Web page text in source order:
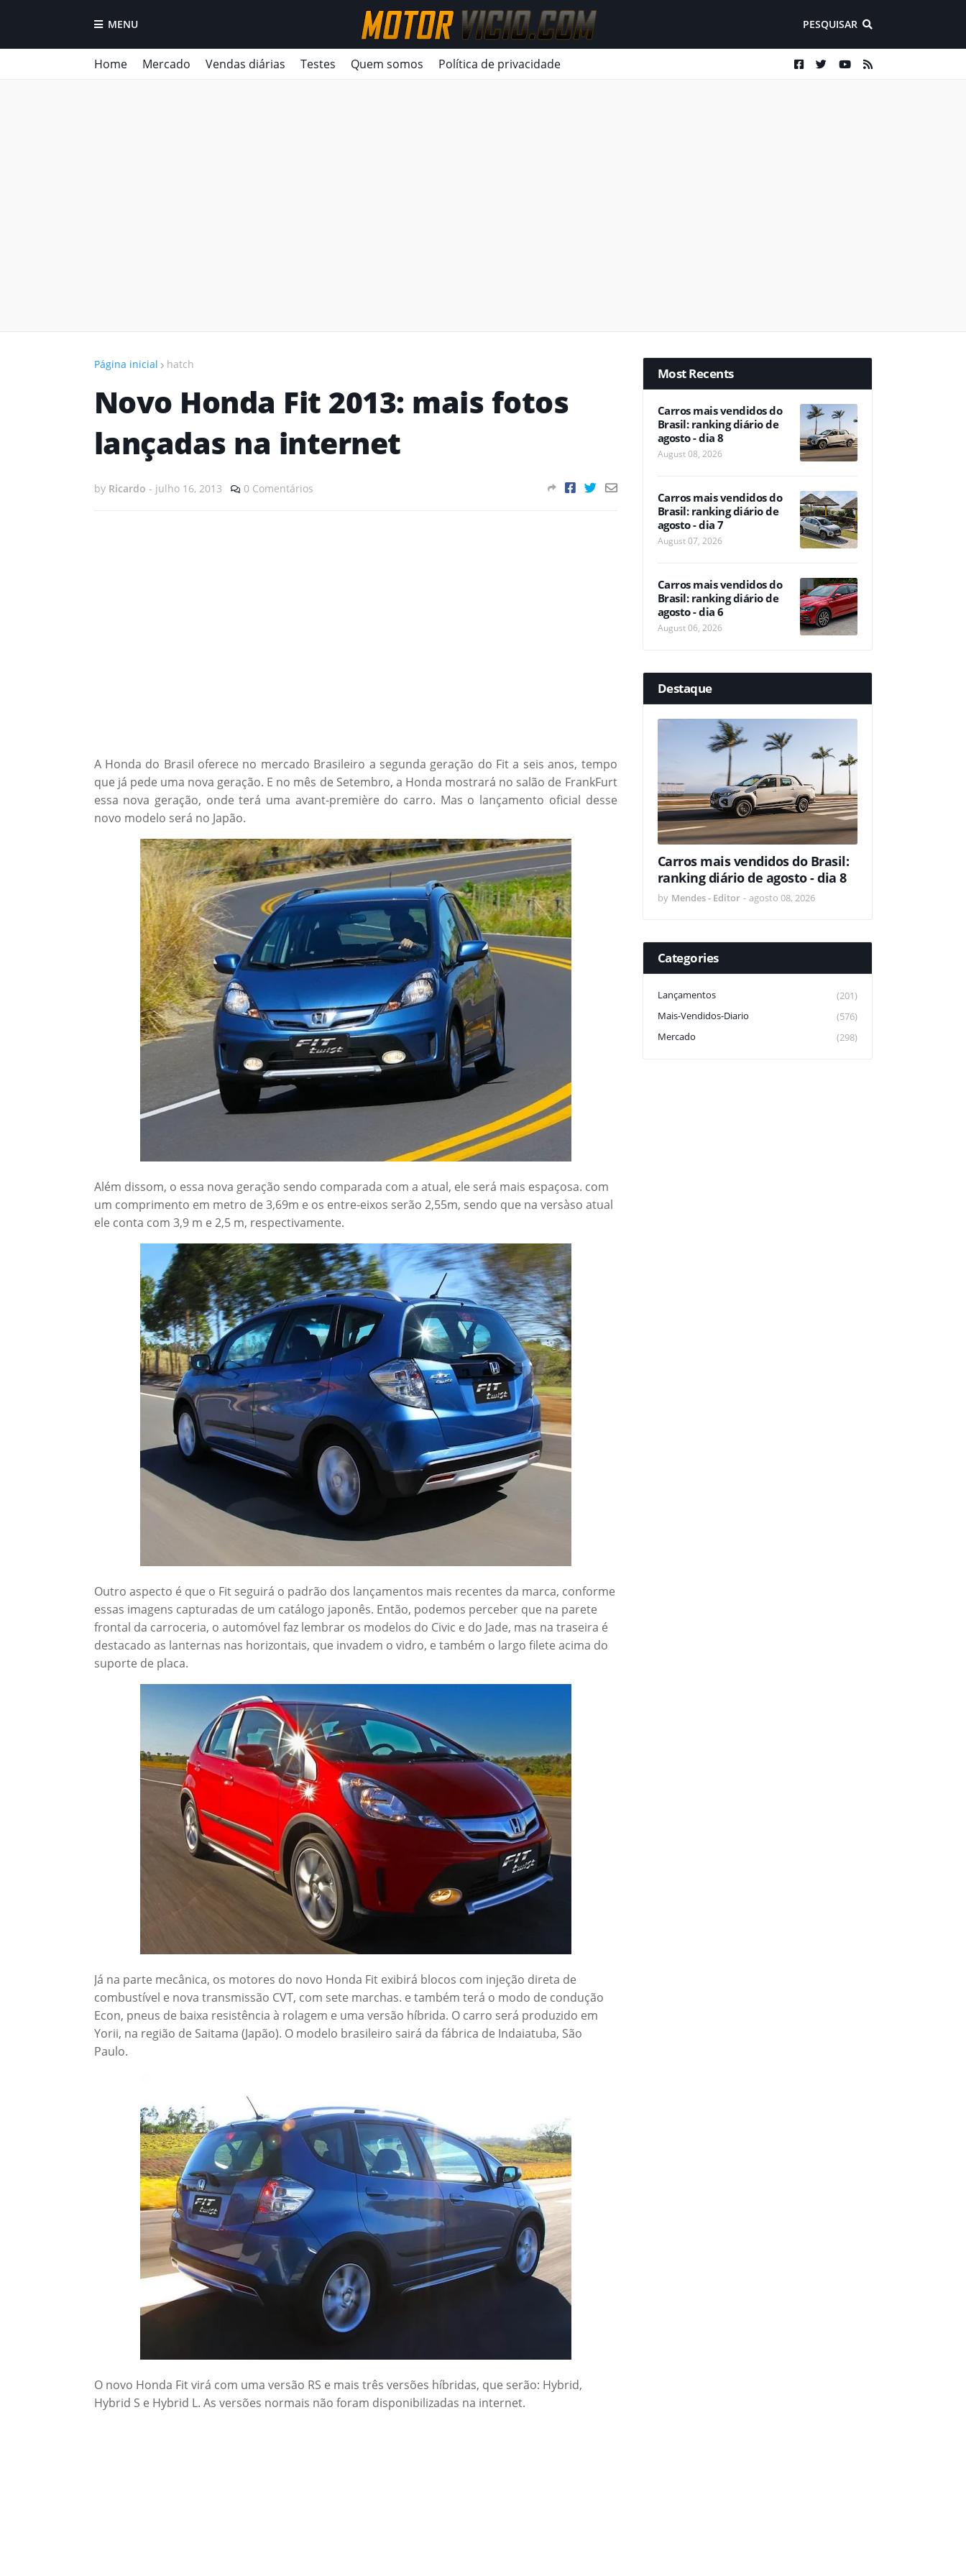
MENU PESQUISAR
Home Mercado Vendas diárias Testes Quem somos Política de privacidade
Página inicial hatch
Novo Honda Fit 2013: mais fotos
lançadas na internet
by Ricardo - julho 16, 2013 0 Comentários
A Honda do Brasil oferece no mercado Brasileiro a segunda geração do Fit a seis anos, tempo
que já pede uma nova geração. E no mês de Setembro, a Honda mostrará no salão de FrankFurt
essa nova geração, onde terá uma avant-première do carro. Mas o lançamento oficial desse
novo modelo será no Japão.
Além dissom, o essa nova geração sendo comparada com a atual, ele será mais espaçosa. com
um comprimento em metro de 3,69m e os entre-eixos serão 2,55m, sendo que na versàso atual
ele conta com 3,9 m e 2,5 m, respectivamente.
Outro aspecto é que o Fit seguirá o padrão dos lançamentos mais recentes da marca, conforme
essas imagens capturadas de um catálogo japonês. Então, podemos perceber que na parete
frontal da carroceria, o automóvel faz lembrar os modelos do Civic e do Jade, mas na traseira é
destacado as lanternas nas horizontais, que invadem o vidro, e também o largo filete acima do
suporte de placa.
Já na parte mecânica, os motores do novo Honda Fit exibirá blocos com injeção direta de
combustível e nova transmissão CVT, com sete marchas. e também terá o modo de condução
Econ, pneus de baixa resistência à rolagem e uma versão híbrida. O carro será produzido em
Yorii, na região de Saitama (Japão). O modelo brasileiro sairá da fábrica de Indaiatuba, São
Paulo.
O novo Honda Fit virá com uma versão RS e mais três versões híbridas, que serão: Hybrid,
Hybrid S e Hybrid L. As versões normais não foram disponibilizadas na internet.
Most Recents
Carros mais vendidos do
Brasil: ranking diário de
agosto - dia 8
August 08, 2026
Carros mais vendidos do
Brasil: ranking diário de
agosto - dia 7
August 07, 2026
Carros mais vendidos do
Brasil: ranking diário de
agosto - dia 6
August 06, 2026
Destaque
Carros mais vendidos do Brasil:
ranking diário de agosto - dia 8
by Mendes - Editor - agosto 08, 2026
Categories
Lançamentos
(201)
Mais-Vendidos-Diario
(576)
Mercado
(298)